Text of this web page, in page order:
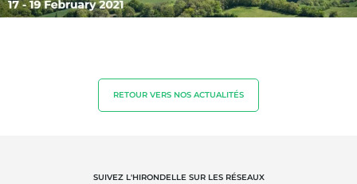
Cosmétique
Produits de la maison
Matériaux durables
RETOUR VERS NOS ACTUALITÉS
SUIVEZ L'HIRONDELLE SUR LES RÉSEAUX